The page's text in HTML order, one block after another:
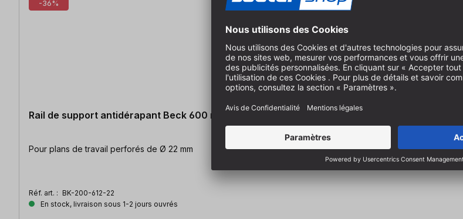
-36%
Rail de support antidérapant Beck 600 mm, 1 pc.
Pour plans de travail perforés de Ø 22 mm
Réf. art. : BK-200-612-22
En stock, livraison sous 1-2 jours ouvrés